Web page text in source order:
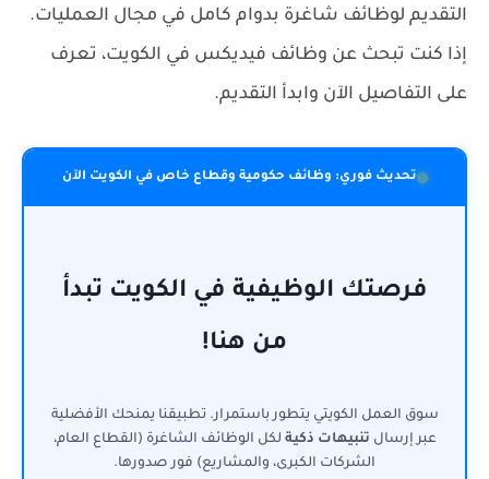
التقديم لوظائف شاغرة بدوام كامل في مجال العمليات.
إذا كنت تبحث عن وظائف فيديكس في الكويت، تعرف
على التفاصيل الآن وابدأ التقديم.
تحديث فوري: وظائف حكومية وقطاع خاص في الكويت الآن
فرصتك الوظيفية في الكويت تبدأ
من هنا!
سوق العمل الكويتي يتطور باستمرار. تطبيقنا يمنحك الأفضلية
عبر إرسال تنبيهات ذكية لكل الوظائف الشاغرة (القطاع العام،
الشركات الكبرى، والمشاريع) فور صدورها.